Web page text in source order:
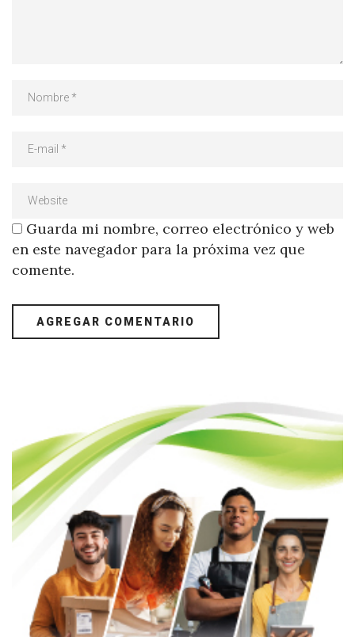
Guarda mi nombre, correo electrónico y web
en este navegador para la próxima vez que
comente.